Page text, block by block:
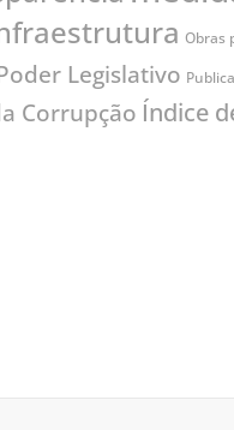
Obras
Legislativo
Corrupção Índice